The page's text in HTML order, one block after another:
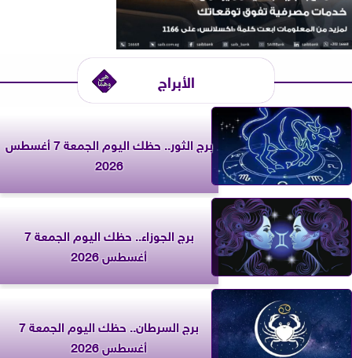
الأبراج
برج الثور.. حظك اليوم الجمعة 7 أغسطس
2026
برج الجوزاء.. حظك اليوم الجمعة 7
أغسطس 2026
برج السرطان.. حظك اليوم الجمعة 7
أغسطس 2026